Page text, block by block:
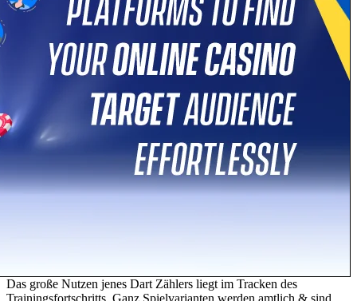
Das große Nutzen jenes Dart Zählers liegt im Tracken des